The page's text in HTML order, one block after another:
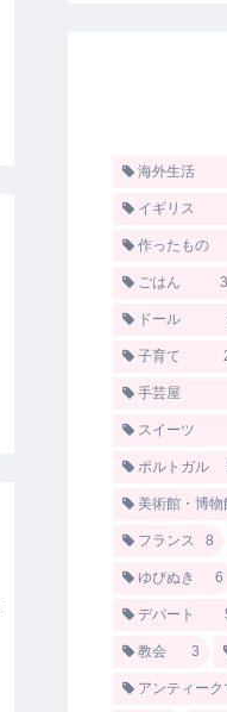
海外生活
イギリス
作ったもの
ごはん
ドール
子育て
手芸屋
スイーツ
ポルトガル
美術館・博物
フランス 8
ゆびぬき 6
デパート
教会 3
アンティーク